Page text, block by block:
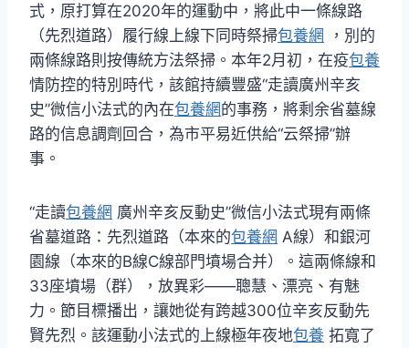
式，原打算在2020年的運動中，將此中一條線路
（先烈道路）履行線上線下同時祭掃包養網 ，別的
兩條線路則按傳統方法祭掃。本年2月初，在疫包養
情防控的特別時代，該館持續豐盛“走讀廣州辛亥
史”微信小法式的內在包養網的事務，將剩余省墓線
路的信息調劑回合，為市平易近供給“云祭掃”辦
事。
“走讀包養網 廣州辛亥反動史”微信小法式現有兩條
省墓道路：先烈道路（本來的包養網 A線）和銀河
園線（本來的B線C線部門墳場合并）。這兩條線和
33座墳場（群），放異彩——聰慧、漂亮、有魅
力。節目標播出，讓她從有跨越300位辛亥反動先
賢先烈。該運動小法式的上線極年夜地包養 拓寬了